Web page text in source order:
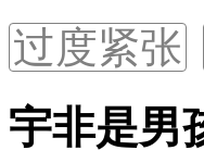
过度紧张
宇非是男